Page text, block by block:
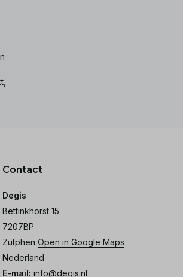
Contact
Degis
Bettinkhorst 15
7207BP
Zutphen Open in Google Maps
Nederland
E-mail: info@degis.nl